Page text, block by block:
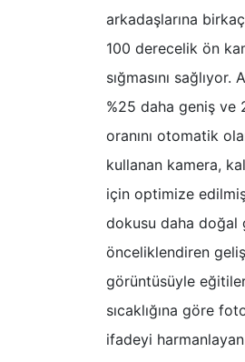
arkadaşlarına
100 derecelik ön
sığmasını
%25 daha geniş ve
oranını otomatik
kullanan kamera,
için optimize
dokusu daha doğal
önceliklendiren
görüntüsüyle
sıcaklığına göre
ifadeyi